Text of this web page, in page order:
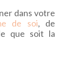
dans votre
de soi, de
que soit la